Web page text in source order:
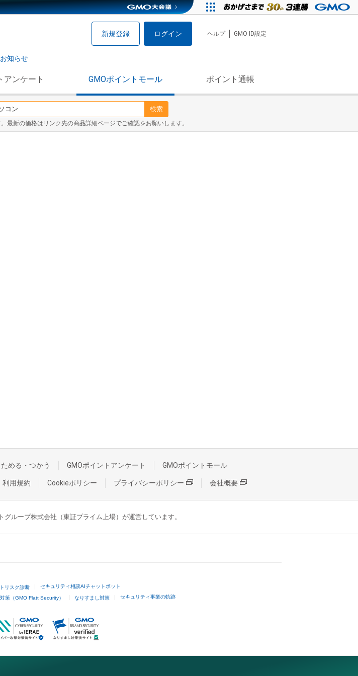
新規登録 ログイン ヘルプ GMO ID設定
知らせ
アンケート GMOポイントモール ポイント通帳
検索
最新の価格はリンク先の商品詳細ページでご確認をお願いします。
ためる・つかう GMOポイントアンケート GMOポイントモール
利用規約 Cookieポリシー プライバシーポリシー 会社概要
グループ株式会社（東証プライム上場）が運営しています。
リスク診断 セキュリティ相談AIチャットボット
策（GMO Flatt Security） なりすまし対策 セキュリティ事業の軌跡